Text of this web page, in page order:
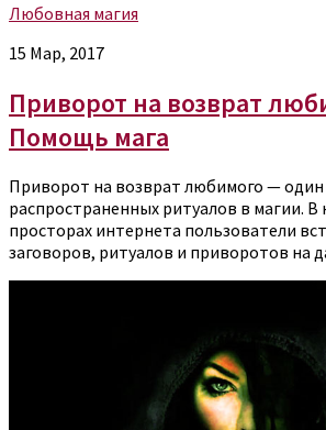
Любовная магия
15 Мар, 2017
Приворот на возврат
Помощь мага
Приворот на возврат любимого — один
распространенных ритуалов в магии. В
просторах интернета пользователи
заговоров, ритуалов и приворотов на